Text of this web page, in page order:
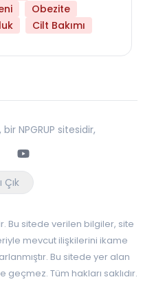
Obezite
Cilt Bakımı
, bir NPGRUP sitesidir,
Youtube
Çık
Bu sitede verilen bilgiler, site
mevcut ilişkilerini ikame
Bu sitede yer alan
Tüm hakları saklıdır.